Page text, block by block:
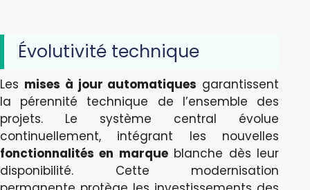
Évolutivité technique
Les mises à jour automatiques garantissent
la pérennité technique de l’ensemble des
projets. Le système central évolue
continuellement, intégrant les nouvelles
fonctionnalités en marqueblanche dès leur
disponibilité. Cette modernisation